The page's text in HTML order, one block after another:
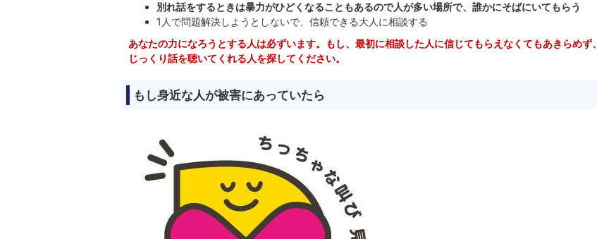
別れ話をするときは暴力がひどくなることもあるので人が多い場所で、誰かにそばにいてもらう
1人で問題解決しようとしないで、信頼できる大人に相談する
あなたの力になろうとする人は必ずいます。もし、最初に相談した人に信じてもらえなくてもあきらめず、
じっくり話を聴いてくれる人を探してください。
もし身近な人が被害にあっていたら